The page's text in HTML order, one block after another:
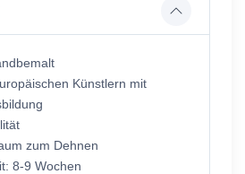
Künstlern mit
zum Dehnen
8-9 Wochen